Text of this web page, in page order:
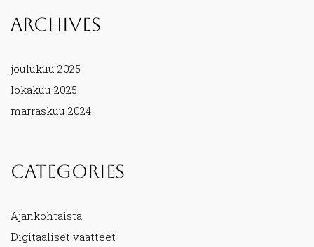
Archives
joulukuu 2025
lokakuu 2025
marraskuu 2024
Categories
Ajankohtaista
Digitaaliset vaatteet